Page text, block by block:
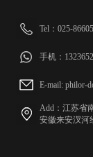
Tel：025-
手机：
E-mail: philor-
Add：江苏省
安徽来安汊河